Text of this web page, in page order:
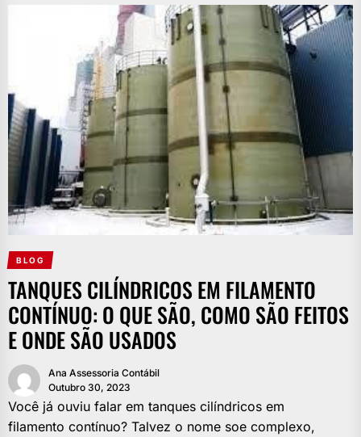
BLOG
TANQUES CILÍNDRICOS EM FILAMENTO
CONTÍNUO: O QUE SÃO, COMO SÃO FEITOS
E ONDE SÃO USADOS
Ana Assessoria Contábil
Outubro 30, 2023
Você já ouviu falar em tanques cilíndricos em
filamento contínuo? Talvez o nome soe complexo,